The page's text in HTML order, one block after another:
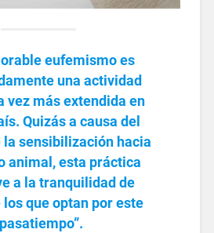
eufemismo es
una actividad
vez más extendida en
Quizás a causa del
la sensibilización hacia
animal, esta práctica
a la tranquilidad de
que optan por este